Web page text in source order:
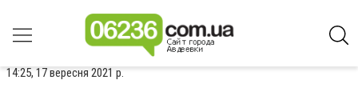
14:25, 17 вересня 2021 р.